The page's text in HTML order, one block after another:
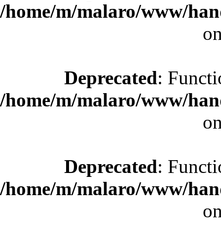
/home/m/malaro/www/
Deprecated:
/home/m/malaro/www/
Deprecated:
/home/m/malaro/www/